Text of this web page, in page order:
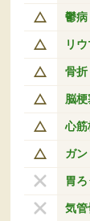
鬱病
リ
骨折
脳
心筋
ガン
胃ろ
気管